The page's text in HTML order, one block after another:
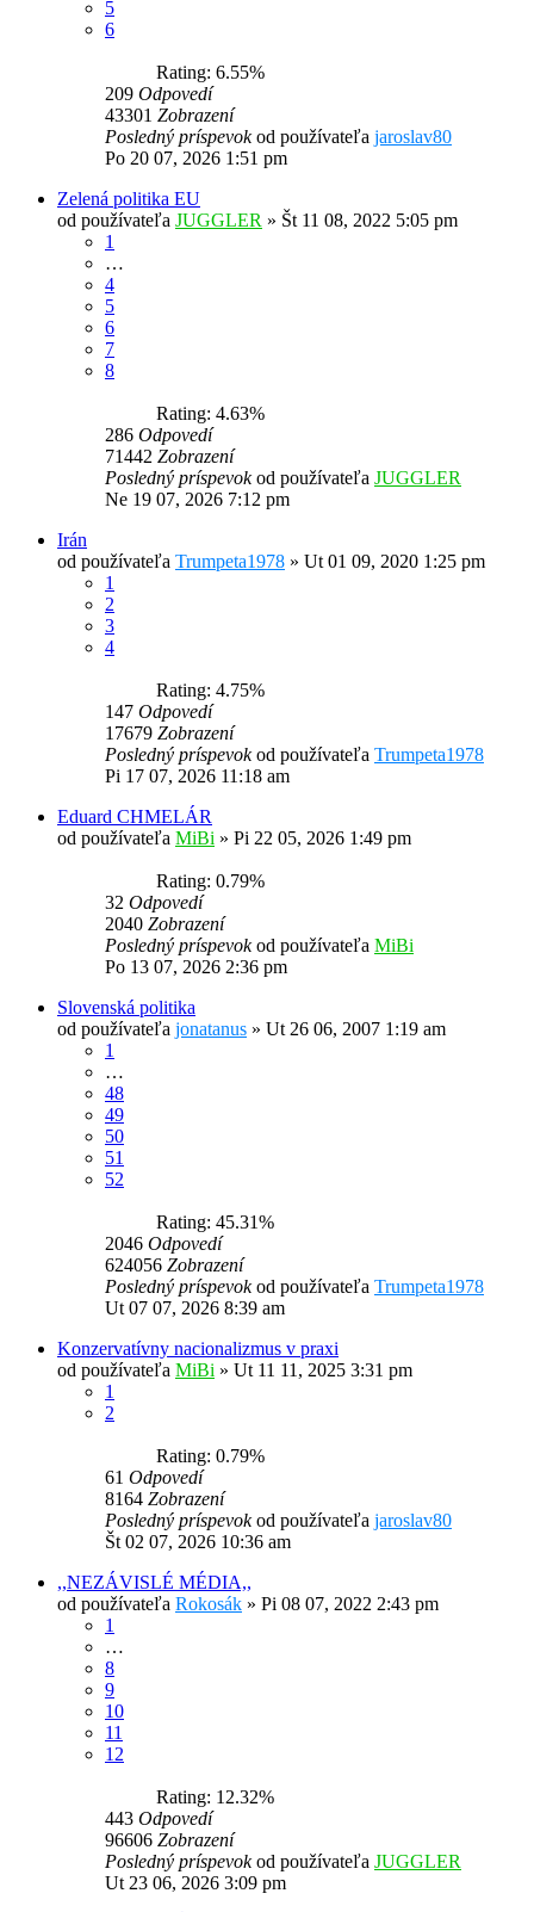
5
6
Rating: 6.55%
209 Odpovedí
43301 Zobrazení
Posledný príspevokod používateľa jaroslav80
Po 20 07, 2026 1:51 pm
Zelená politika EU
od používateľa JUGGLER » Št 11 08, 2022 5:05 pm
1
…
4
5
6
7
8
Rating: 4.63%
286 Odpovedí
71442 Zobrazení
Posledný príspevokod používateľa JUGGLER
Ne 19 07, 2026 7:12 pm
Irán
od používateľa Trumpeta1978 » Ut 01 09, 2020 1:25 pm
1
2
3
4
Rating: 4.75%
147 Odpovedí
17679 Zobrazení
Posledný príspevokod používateľa Trumpeta1978
Pi 17 07, 2026 11:18 am
Eduard CHMELÁR
od používateľa MiBi » Pi 22 05, 2026 1:49 pm
Rating: 0.79%
32 Odpovedí
2040 Zobrazení
Posledný príspevokod používateľa MiBi
Po 13 07, 2026 2:36 pm
Slovenská politika
od používateľa jonatanus » Ut 26 06, 2007 1:19 am
1
…
48
49
50
51
52
Rating: 45.31%
2046 Odpovedí
624056 Zobrazení
Posledný príspevokod používateľa Trumpeta1978
Ut 07 07, 2026 8:39 am
Konzervatívny nacionalizmus v praxi
od používateľa MiBi » Ut 11 11, 2025 3:31 pm
1
2
Rating: 0.79%
61 Odpovedí
8164 Zobrazení
Posledný príspevokod používateľa jaroslav80
Št 02 07, 2026 10:36 am
,,NEZÁVISLÉ MÉDIA,,
od používateľa Rokosák » Pi 08 07, 2022 2:43 pm
1
…
8
9
10
11
12
Rating: 12.32%
443 Odpovedí
96606 Zobrazení
Posledný príspevokod používateľa JUGGLER
Ut 23 06, 2026 3:09 pm